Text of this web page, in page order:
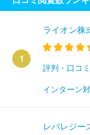
1
ライオン株
評判・口コミ
インターン
レバレジー